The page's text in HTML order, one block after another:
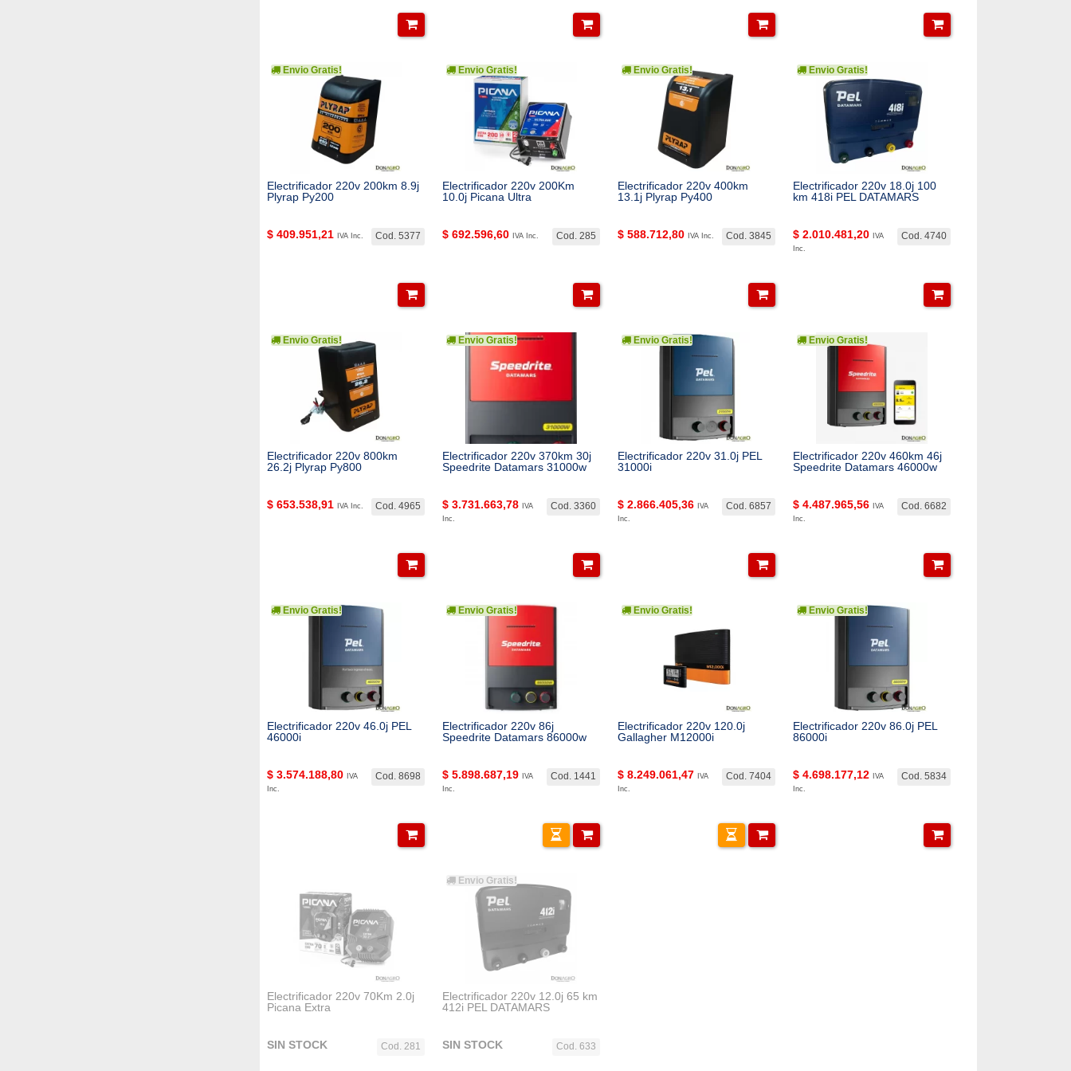
Envio Gratis!
Electrificador 220v 200km 8.9j
Plyrap Py200
Cod. 5377
$ 409.951,21 IVA Inc.
Envio Gratis!
Electrificador 220v 200Km
10.0j Picana Ultra
Cod. 285
$ 692.596,60 IVA Inc.
Envio Gratis!
Electrificador 220v 400km
13.1j Plyrap Py400
Cod. 3845
$ 588.712,80 IVA Inc.
Envio Gratis!
Electrificador 220v 18.0j 100
km 418i PEL DATAMARS
Cod. 4740
$ 2.010.481,20
IVA
Inc.
Envio Gratis!
Electrificador 220v 800km
26.2j Plyrap Py800
Cod. 4965
$ 653.538,91 IVA Inc.
Envio Gratis!
Electrificador 220v 370km 30j
Speedrite Datamars 31000w
Cod. 3360
$ 3.731.663,78
IVA
Inc.
Envio Gratis!
Electrificador 220v 31.0j PEL
31000i
Cod. 6857
$ 2.866.405,36
IVA
Inc.
Envio Gratis!
Electrificador 220v 460km 46j
Speedrite Datamars 46000w
Cod. 6682
$ 4.487.965,56
IVA
Inc.
Envio Gratis!
Electrificador 220v 46.0j PEL
46000i
Cod. 8698
$ 3.574.188,80
IVA
Inc.
Envio Gratis!
Electrificador 220v 86j
Speedrite Datamars 86000w
Cod. 1441
$ 5.898.687,19
IVA
Inc.
Envio Gratis!
Electrificador 220v 120.0j
Gallagher M12000i
Cod. 7404
$ 8.249.061,47
IVA
Inc.
Envio Gratis!
Electrificador 220v 86.0j PEL
86000i
Cod. 5834
$ 4.698.177,12
IVA
Inc.
Electrificador 220v 70Km 2.0j
Picana Extra
Cod. 281
SIN STOCK
Envio Gratis!
Electrificador 220v 12.0j 65 km
412i PEL DATAMARS
Cod. 633
SIN STOCK